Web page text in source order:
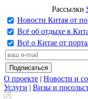
Рассылки
Новости Китая от
Всё об отдыхе в
Всё о Китае от
О проекте | Новости и
Услуги | Визы и